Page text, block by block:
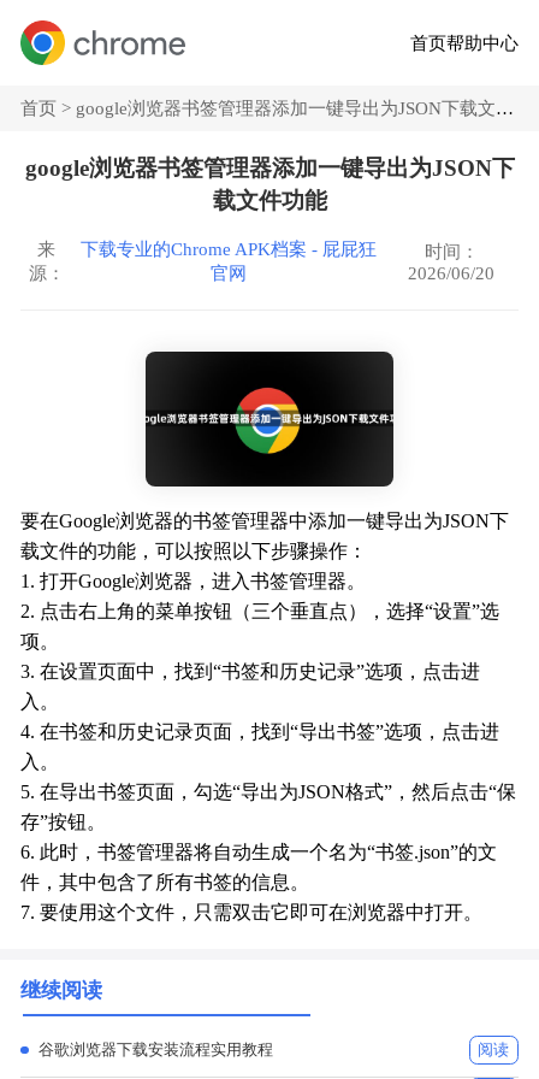
首页帮助中心
首页 > google浏览器书签管理器添加一键导出为JSON下载文件功能
google浏览器书签管理器添加一键导出为JSON下
载文件功能
来
源：
下载专业的Chrome APK档案 - 屁屁狂
官网
时间：
2026/06/20
要在Google浏览器的书签管理器中添加一键导出为JSON下
载文件的功能，可以按照以下步骤操作：
1. 打开Google浏览器，进入书签管理器。
2. 点击右上角的菜单按钮（三个垂直点），选择“设置”选
项。
3. 在设置页面中，找到“书签和历史记录”选项，点击进
入。
4. 在书签和历史记录页面，找到“导出书签”选项，点击进
入。
5. 在导出书签页面，勾选“导出为JSON格式”，然后点击“保
存”按钮。
6. 此时，书签管理器将自动生成一个名为“书签.json”的文
件，其中包含了所有书签的信息。
7. 要使用这个文件，只需双击它即可在浏览器中打开。
继续阅读
谷歌浏览器下载安装流程实用教程 阅读